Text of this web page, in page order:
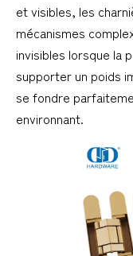
et visibles, les
mécanismes
invisibles lorsque la
supporter un poids
se fondre
environnant.